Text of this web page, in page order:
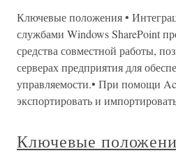
Ключевые положения •
службами Windows SharePoint
средства совместной работы,
серверах предприятия для
управляемости.• При помощи
экспортировать и
Ключевые